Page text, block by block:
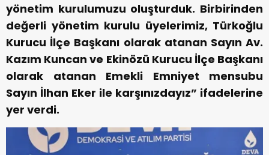
yönetim kurulumuzu oluşturduk. Birbirinden
değerli yönetim kurulu üyelerimiz, Türkoğlu
Kurucu İlçe Başkanı olarak atanan Sayın Av.
Kazım Kuncan ve Ekinözü Kurucu İlçe Başkanı
olarak atanan Emekli Emniyet mensubu
Sayın İlhan Eker ile karşınızdayız” ifadelerine
yer verdi.